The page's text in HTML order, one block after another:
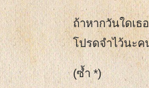
ถ้าหากวันใดเธ
โปรดจำไว้นะค
(ซ้ำ *)